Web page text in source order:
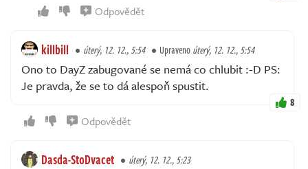
Odpovědět
killbill úterý, 12. 12., 5:54 Upravenoúterý, 12. 12., 5:54
Ono to DayZ zabugované se nemá co chlubit :-D PS:
Je pravda, že se to dá alespoň spustit.
8
Odpovědět
Dasda-StoDvacet úterý, 12. 12., 5:23